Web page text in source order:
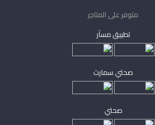
متوفر على المتاجر
تطبيق مساْر
صحتي سمارت
صحتي